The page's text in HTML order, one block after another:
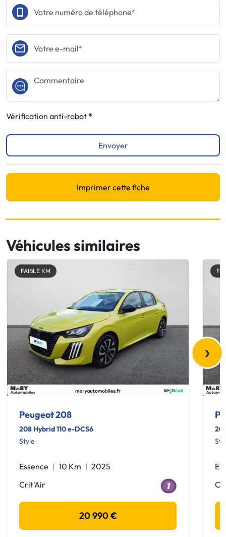
Vérification anti-robot
Envoyer
Imprimer cette fiche
Véhicules similaires
FAIBLE KM
Peugeot 208
208 Hybrid 110 e-DCS6
Style
Essence 10 Km
2025
Crit'Air
20 990 €
›